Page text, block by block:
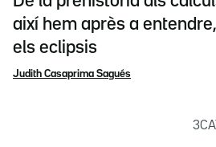
així hem après a
els eclipsis
Judith Casaprima Sagués